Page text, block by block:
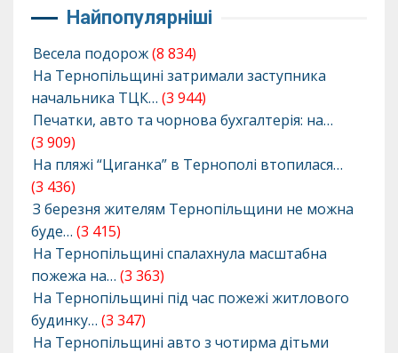
Найпопулярніші
Весела подорож(8 834)
На Тернопільщині затримали заступника
начальника ТЦК… (3 944)
Печатки, авто та чорнова бухгалтерія: на…
(3 909)
На пляжі “Циганка” в Тернополі втопилася…
(3 436)
З березня жителям Тернопільщини не можна
буде… (3 415)
На Тернопільщині спалахнула масштабна
пожежа на… (3 363)
На Тернопільщині під час пожежі житлового
будинку… (3 347)
На Тернопільщині авто з чотирма дітьми